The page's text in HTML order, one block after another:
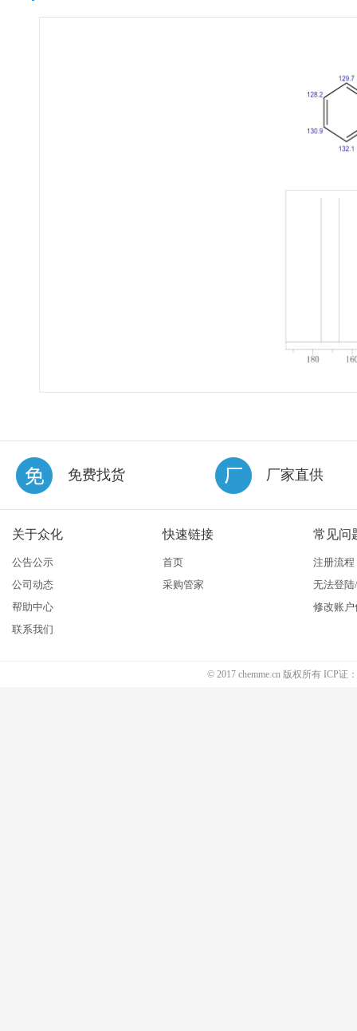
免费找货 厂家直供
关于众化
公告公示
公司动态
帮助中心
联系我们
快速链接
首页
采购管家
常见问
注册流程
无法登
修改账户
© 2017 chemme.cn 版权所有 ICP证：